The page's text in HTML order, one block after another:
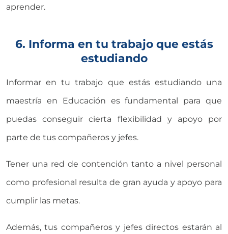
aprender.
6. Informa en tu trabajo que estás
estudiando
Informar en tu trabajo que estás estudiando una
maestría en Educación es fundamental para que
puedas conseguir cierta flexibilidad y apoyo por
parte de tus compañeros y jefes.
Tener una red de contención tanto a nivel personal
como profesional resulta de gran ayuda y apoyo para
cumplir las metas.
Además, tus compañeros y jefes directos estarán al